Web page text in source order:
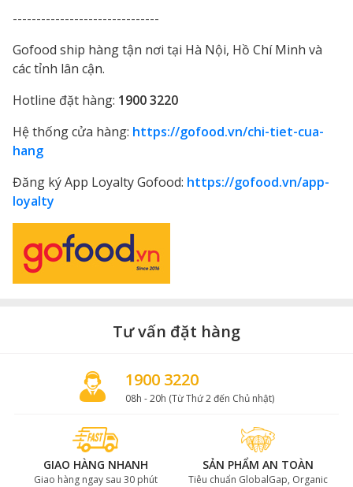
-------------------------------
Gofood ship hàng tận nơi tại Hà Nội, Hồ Chí Minh và
các tỉnh lân cận.
Hotline đặt hàng: 1900 3220
Hệ thống cửa hàng: https://gofood.vn/chi-tiet-cua-
hang
Đăng ký App Loyalty Gofood: https://gofood.vn/app-
loyalty
Tư vấn đặt hàng
1900 3220
08h - 20h (Từ Thứ 2 đến Chủ nhật)
GIAO HÀNG NHANH
Giao hàng ngay sau 30 phút
SẢN PHẨM AN TOÀN
Tiêu chuẩn GlobalGap, Organic